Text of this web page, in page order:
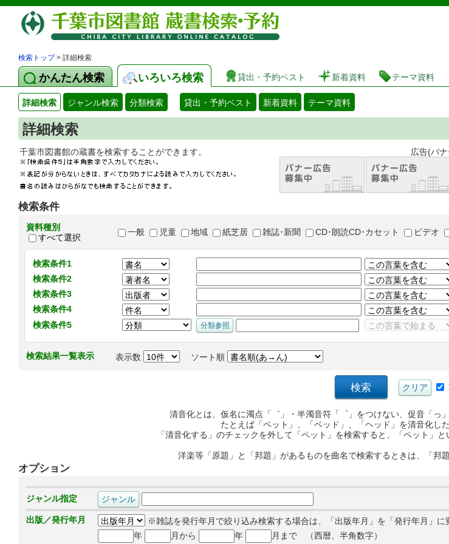
図書館 蔵書検索・予約システム
検索トップ> 詳細検索
かんたん検索 いろいろ検索 貸出・予約ベスト 新着資料 テーマ資料
詳細検索 ジャンル検索 分類検索 貸出・予約ベスト 新着資料 テーマ資料
詳細検索
千葉市図書館の蔵書を検索することができます。 広告(バナー広告等について
検索条件
資料種別
すべて選択
一般 児童 地域 紙芝居 雑誌･新聞 CD･朗読CD･カセット ビデオ
検索条件1
検索条件2
検索条件3
検索条件4
検索条件5
検索結果一覧表示 表示数 ソート順
清音化とは、仮名に濁点「゛」・半濁音符「゜」をつけない、促音「っ
たとえば「ペット」、「ベッド」、「ヘッド」を清音化し
「清音化する」のチェックを外して「ペット」を検索すると、「ペット」
洋楽等「原題」と「邦題」があるものを曲名で検索するときは、「邦
オプション
ジャンル指定
出版／発行年月
※雑誌を発行年月で絞り込み検索する場合は、「出版年月」を「発行年月」に
年
月から 年 月まで （西暦、半角数字）